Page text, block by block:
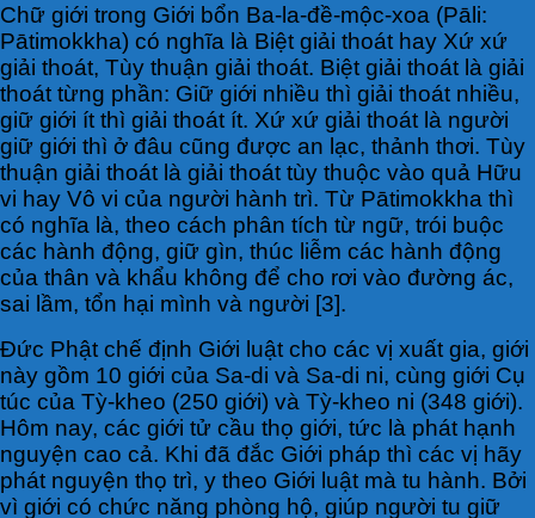
Chữ giới trong Giới bổn Ba-la-đề-mộc-xoa (Pāli:
Pātimokkha) có nghĩa là Biệt giải thoát hay Xứ xứ
giải thoát, Tùy thuận giải thoát. Biệt giải thoát là giải
thoát từng phần: Giữ giới nhiều thì giải thoát nhiều,
giữ giới ít thì giải thoát ít. Xứ xứ giải thoát là người
giữ giới thì ở đâu cũng được an lạc, thảnh thơi. Tùy
thuận giải thoát là giải thoát tùy thuộc vào quả Hữu
vi hay Vô vi của người hành trì. Từ Pātimokkha thì
có nghĩa là, theo cách phân tích từ ngữ, trói buộc
các hành động, giữ gìn, thúc liễm các hành động
của thân và khẩu không để cho rơi vào đường ác,
sai lầm, tổn hại mình và người [3].
Đức Phật chế định Giới luật cho các vị xuất gia, giới
này gồm 10 giới của Sa-di và Sa-di ni, cùng giới Cụ
túc của Tỳ-kheo (250 giới) và Tỳ-kheo ni (348 giới).
Hôm nay, các giới tử cầu thọ giới, tức là phát hạnh
nguyện cao cả. Khi đã đắc Giới pháp thì các vị hãy
phát nguyện thọ trì, y theo Giới luật mà tu hành. Bởi
vì giới có chức năng phòng hộ, giúp người tu giữ